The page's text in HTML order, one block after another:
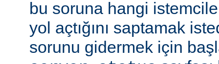
bu soruna hangi
yol açtığını saptamak
sorunu gidermek için